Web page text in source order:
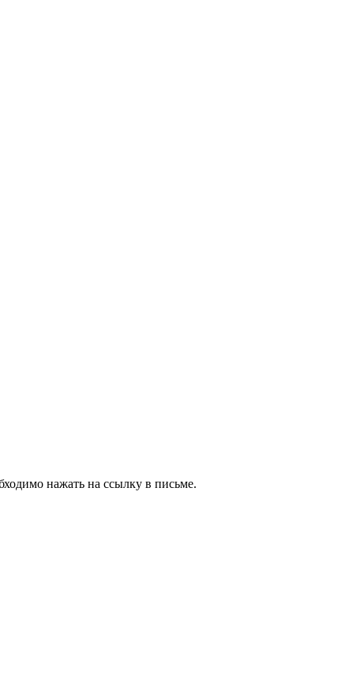
нажать на ссылку в письме.